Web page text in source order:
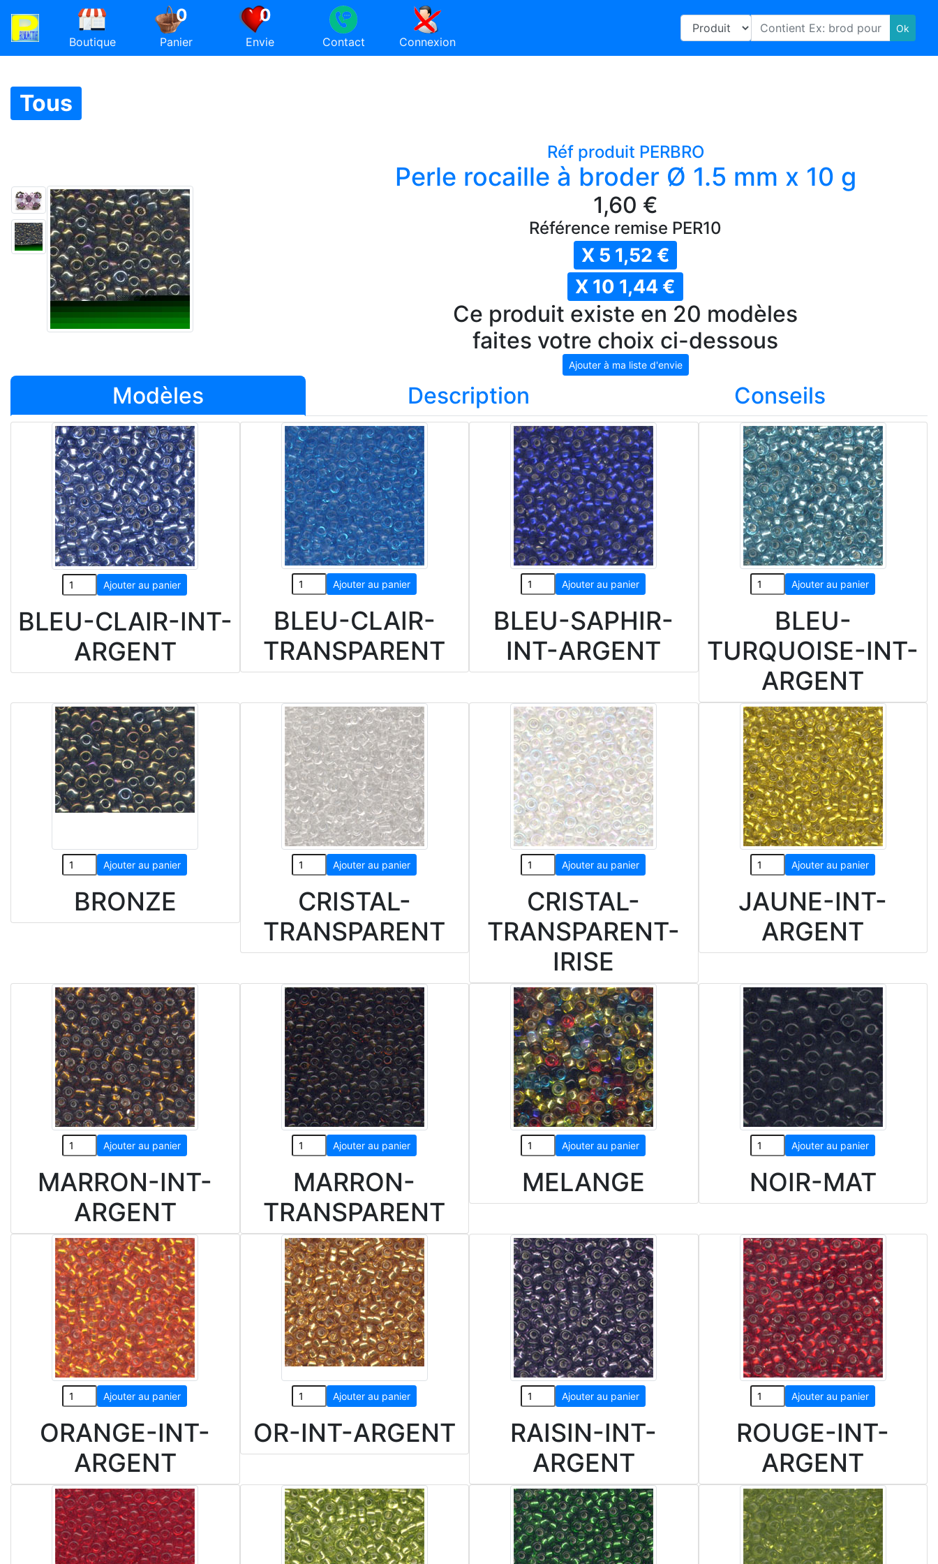
Boutique
0
Panier
0
Envie Contact Connexion
Tous
Réf produit PERBRO
Perle rocaille à broder Ø 1.5 mm x 10 g
1,60 €
Référence remise PER10
X 5 1,52 €
X 10 1,44 €
Ce produit existe en 20 modèles
faites votre choix ci-dessous
Modèles Description Conseils
BLEU-CLAIR-INT-
ARGENT
BLEU-CLAIR-
TRANSPARENT
BLEU-SAPHIR-
INT-ARGENT
BLEU-
TURQUOISE-INT-
ARGENT
BRONZE
CRISTAL-
TRANSPARENT
CRISTAL-
TRANSPARENT-
IRISE
JAUNE-INT-
ARGENT
MARRON-INT-
ARGENT
MARRON-
TRANSPARENT
MELANGE NOIR-MAT
ORANGE-INT-
ARGENT
OR-INT-ARGENT
RAISIN-INT-
ARGENT
ROUGE-INT-
ARGENT